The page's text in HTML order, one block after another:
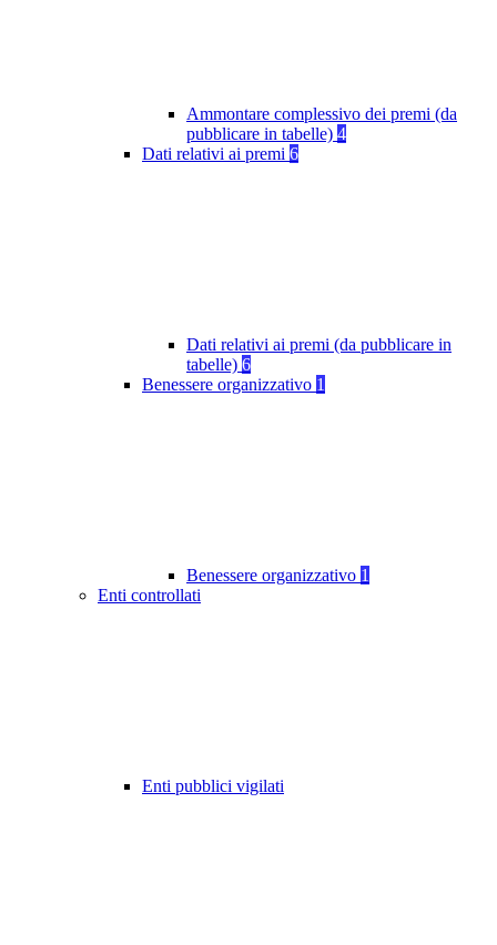
Ammontare complessivo dei premi (da
pubblicare in tabelle) 4
Dati relativi ai premi 6
Dati relativi ai premi (da pubblicare in
tabelle) 6
Benessere organizzativo 1
Benessere organizzativo 1
Enti controllati
Enti pubblici vigilati